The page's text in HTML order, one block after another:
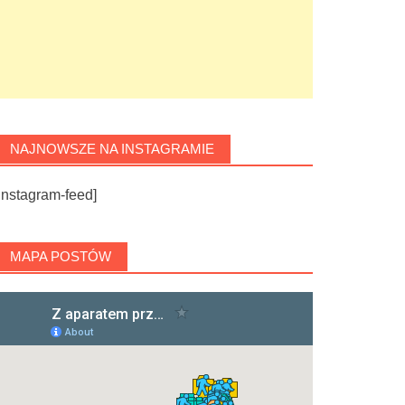
NAJNOWSZE NA INSTAGRAMIE
feed]
MAPA POSTÓW